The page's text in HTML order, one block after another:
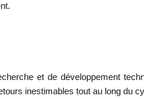
et de développement
inestimables tout au long du